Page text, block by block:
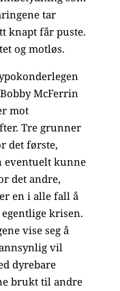
tar
knapt får puste.
og motløs.
McFerrin
mot
Tre grunner
det første,
eventuelt kunne
det andre,
en i alle fall å
krisen.
vise seg å
vil
dyrebare
brukt til andre